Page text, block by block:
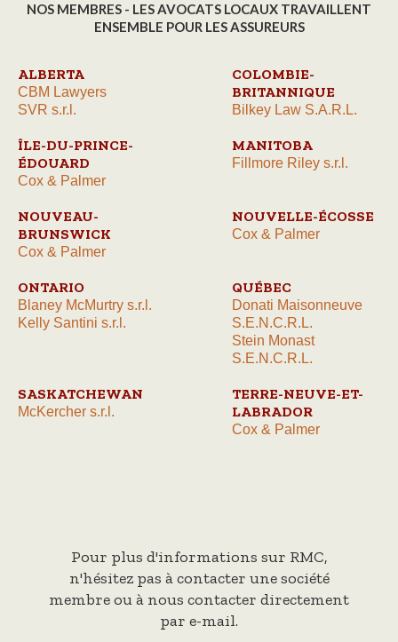
NOS MEMBRES - LES AVOCATS LOCAUX TRAVAILLENT
ENSEMBLE POUR LES ASSUREURS
ALBERTA
CBM Lawyers
SVR s.r.l.
COLOMBIE-
BRITANNIQUE
Bilkey Law S.A.R.L.
ÎLE-DU-PRINCE-
ÉDOUARD
Cox & Palmer
MANITOBA
Fillmore Riley s.r.l.
NOUVEAU-
BRUNSWICK
Cox & Palmer
NOUVELLE-ÉCOSSE
Cox & Palmer
ONTARIO
Blaney McMurtry s.r.l.
Kelly Santini s.r.l.
QUÉBEC
Donati Maisonneuve
S.E.N.C.R.L.
Stein Monast
S.E.N.C.R.L.
SASKATCHEWAN
McKercher s.r.l.
TERRE-NEUVE-ET-
LABRADOR
Cox & Palmer
Pour plus d'informations sur RMC,
n'hésitez pas à contacter une société
membre ou à nous contacter directement
par e-mail.